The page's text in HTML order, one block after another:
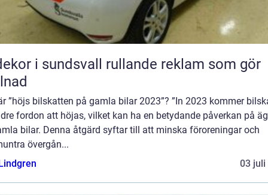
sundsvall rullande reklam som gör
”höjs bilskatten på gamla bilar 2023”? ”In 2023 kommer
fordon att höjas, vilket kan ha en betydande påverkan på
bilar. Denna åtgärd syftar till att minska föroreningar och
övergån...
03 juli